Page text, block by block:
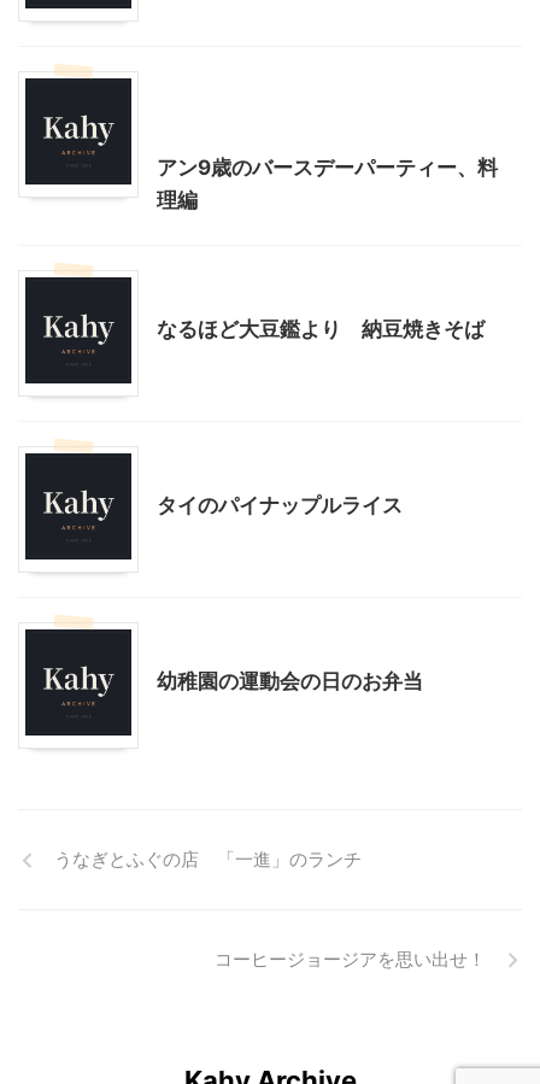
アン9歳のバースデーパーティー、料
理編
なるほど大豆鑑より 納豆焼きそば
タイのパイナップルライス
幼稚園の運動会の日のお弁当
うなぎとふぐの店 「一進」のランチ
コーヒージョージアを思い出せ！